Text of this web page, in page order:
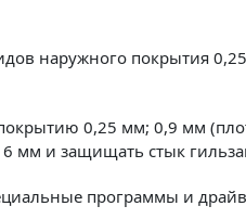
наружного покрытия
0,25 мм; 0,9 мм
6 мм и защищать стык
программы и